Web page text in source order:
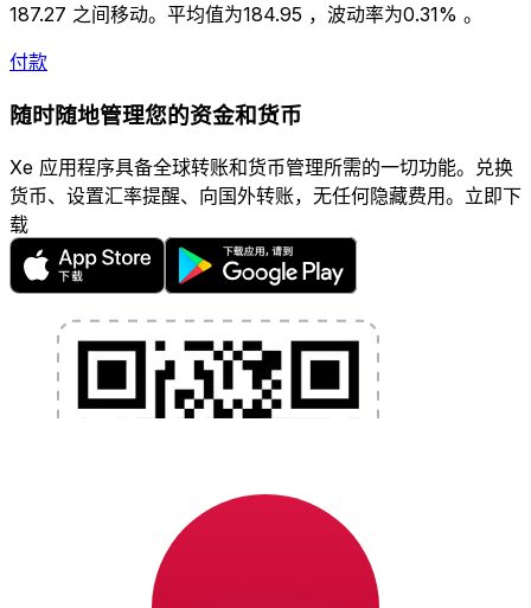
187.27 之间移动。平均值为184.95 ，波动率为0.31% 。
付款
随时随地管理您的资金和货币
Xe 应用程序具备全球转账和货币管理所需的一切功能。兑换
货币、设置汇率提醒、向国外转账，无任何隐藏费用。立即下
载